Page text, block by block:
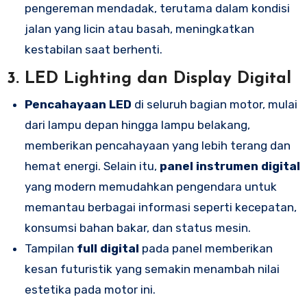
pengereman mendadak, terutama dalam kondisi
jalan yang licin atau basah, meningkatkan
kestabilan saat berhenti.
3. LED Lighting dan Display Digital
Pencahayaan LED di seluruh bagian motor, mulai
dari lampu depan hingga lampu belakang,
memberikan pencahayaan yang lebih terang dan
hemat energi. Selain itu, panel instrumen digital
yang modern memudahkan pengendara untuk
memantau berbagai informasi seperti kecepatan,
konsumsi bahan bakar, dan status mesin.
Tampilan full digital pada panel memberikan
kesan futuristik yang semakin menambah nilai
estetika pada motor ini.